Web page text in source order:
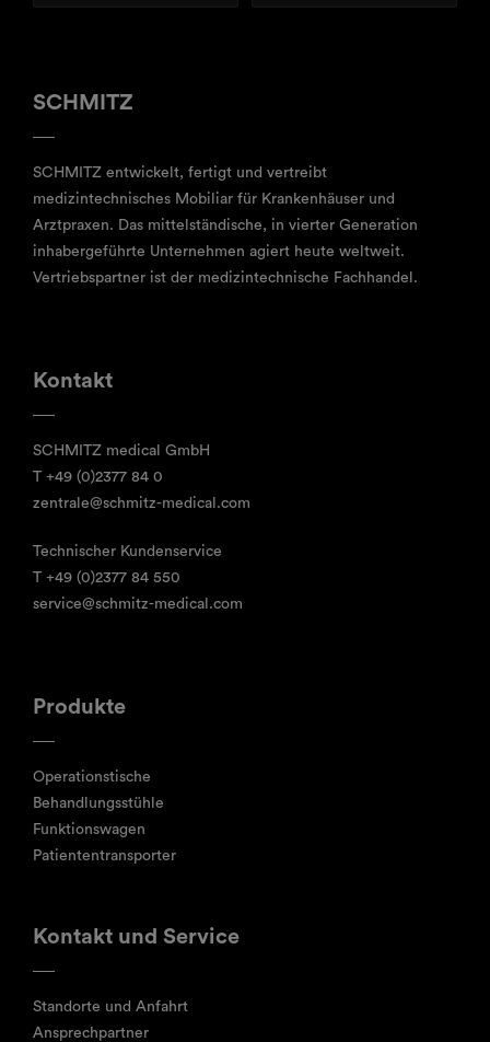
SCHMITZ
SCHMITZ entwickelt, fertigt und vertreibt
medizintechnisches Mobiliar für Krankenhäuser und
Arztpraxen. Das mittelständische, in vierter Generation
inhabergeführte Unternehmen agiert heute weltweit.
Vertriebspartner ist der medizintechnische Fachhandel.
Kontakt
SCHMITZ medical GmbH
T +49 (0)2377 84 0
zentrale@schmitz-medical.com
Technischer Kundenservice
T +49 (0)2377 84 550
service@schmitz-medical.com
Produkte
Operationstische
Behandlungsstühle
Funktionswagen
Patiententransporter
Kontakt und Service
Standorte und Anfahrt
Ansprechpartner